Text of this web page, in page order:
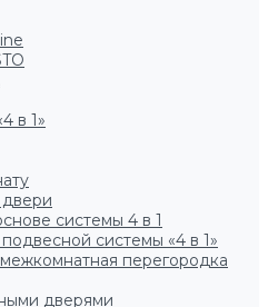
в 1»
системы 4 в 1
системы «4 в 1»
перегородка
дверями